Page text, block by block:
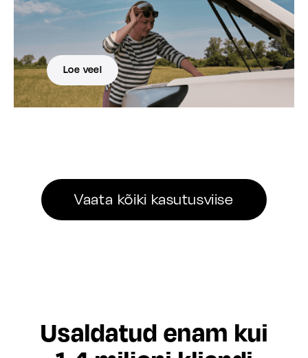
Loe veel
Vaata kõiki kasutusviise
Usaldatud enam kui